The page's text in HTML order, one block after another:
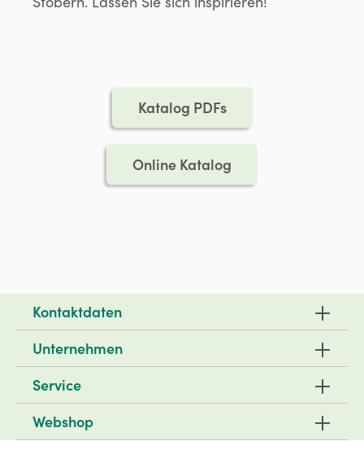
Katalog PDFs
Online Katalog
Kontaktdaten
Unternehmen
Service
Webshop